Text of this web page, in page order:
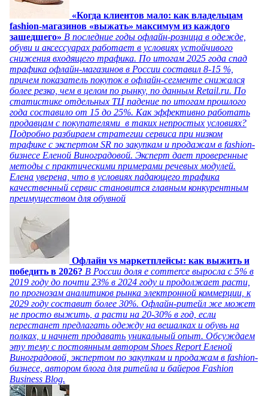
«Когда клиентов мало: как владельцам
fashion-магазинов «выжать» максимум из каждого
зашедшего» В последние годы офлайн-розница в одежде,
обуви и аксессуарах работает в условиях устойчивого
снижения входящего трафика. По итогам 2025 года спад
трафика офлайн-магазинов в России составил 8-15 %,
причем показатель покупок в офлайн-сегменте снижался
более резко, чем в целом по рынку, по данным Retail.ru. По
статистике отдельных ТЦ падение по итогам прошлого
года составило от 15 до 25%. Как эффективно работать
продавцам с покупателями в таких непростых условиях?
Подробно разбираем стратегии сервиса при низком
трафике с экспертом SR по закупкам и продажам в fashion-
бизнесе Еленой Виноградовой. Эксперт дает проверенные
методы с практическими примерами речевых модулей.
Елена уверена, что в условиях падающего трафика
качественный сервис становится главным конкурентным
преимуществом для обувной
Офлайн vs маркетплейсы: как выжить и
победить в 2026? В России доля e commerce выросла с 5% в
2019 году до почти 23% в 2024 году и продолжает расти,
по прогнозам аналитиков рынка электронной коммерции, к
2029 году составит более 30%. Офлайн-ритейл же может
не просто выжить, а расти на 20-30% в год, если
перестанет предлагать одежду на вешалках и обувь на
полках, и начнет продавать уникальный опыт. Обсуждаем
эту тему с постоянным автором Shoes Report Еленой
Виноградовой, экспертом по закупкам и продажам в fashion-
бизнесе, автором блога для ритейла и байеров Fashion
Business Blog.